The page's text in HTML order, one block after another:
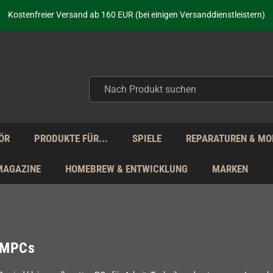
Kostenfreier Versand ab 160 EUR (bei einigen Versanddienstleistern)
Seit über 20 Jahren Deine Anlaufstelle für neue Retro-Hardware!
Täglicher Versand Mo - Fr aus Deutschland - zollfrei innerhalb der EU!
PRODUKTE FÜR... SPIELE REPARATUREN &
HOMEBREW & ENTWICKLUNG MARKEN